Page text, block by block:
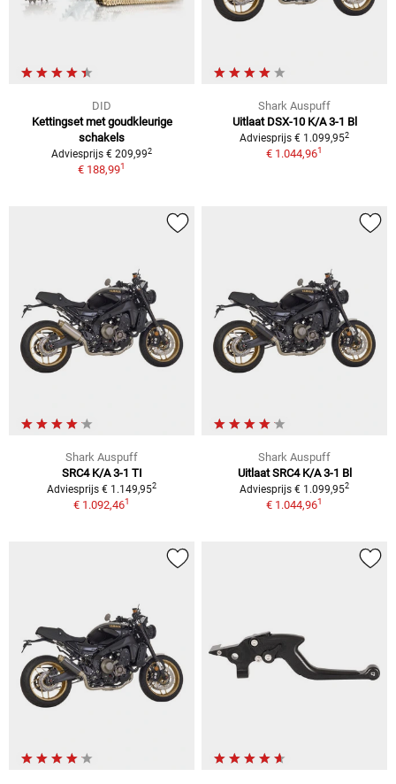
DID
Kettingset met goudkleurige
schakels
Adviesprijs € 209,992
€ 188,991
Shark Auspuff
Uitlaat DSX-10 K/A 3-1 Bl
Adviesprijs € 1.099,952
€ 1.044,961
Shark Auspuff
SRC4 K/A 3-1 TI
Adviesprijs € 1.149,952
€ 1.092,461
Shark Auspuff
Uitlaat SRC4 K/A 3-1 Bl
Adviesprijs € 1.099,952
€ 1.044,961